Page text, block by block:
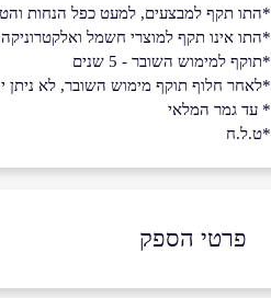
*התו תקף למבצעים, למעט כפל הנחות
*התו אינו תקף למוצרי חשמל ואלקטרוניקה,
*תוקף למימוש השובר - 5 שנים
*לאחר חלוף תוקף מימוש השובר, לא ניתן
* עד גמר המלאי
*ט.ל.ח
פרטי הספק